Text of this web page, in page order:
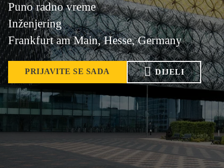
Puno radno vreme
Inženjering
Frankfurt am Main, Hesse, Germany
PRIJAVITE SE SADA DIJELI